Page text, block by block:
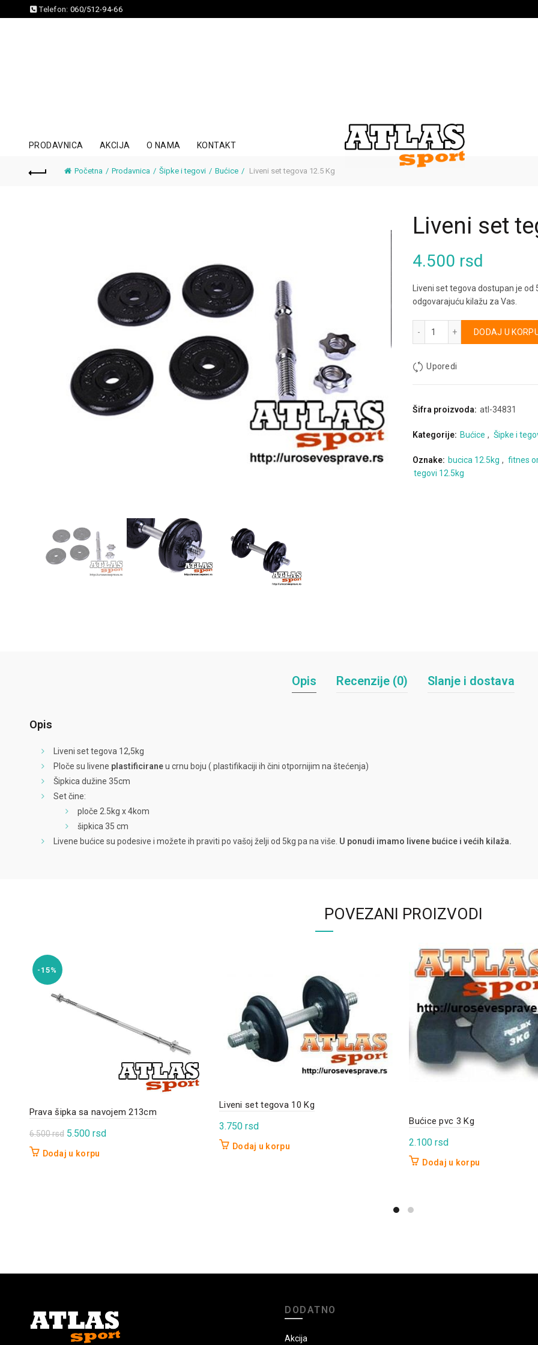
Telefon: 060/512-94-66
PRODAVNICA AKCIJA O NAMA KONTAKT
Početna Prodavnica Šipke i tegovi Bućice Liveni set tegova 12.5 Kg
Liveni set
4.500 rsd
Liveni set tegova dostupan je
odgovarajuću kilažu za Vas.
DODAJ U
Alternative:
Uporedi
Šifra proizvoda: atl-34831
Kategorije: Bućice , Šipke i
Oznake: bucica 12.5kg , fitnes
tegovi 12.5kg
Opis Recenzije (0) Slanje i dostava
Opis
Liveni set tegova 12,5kg
Ploče su livene plastificiraneu crnu boju ( plastifikaciji ih čini otpornijim na štećenja)
Šipkica dužine 35cm
Set čine:
ploče 2.5kg x 4kom
šipkica 35 cm
Livene bućice su podesive i možete ih praviti po vašoj želji od 5kg pa na više. U ponudi imamo livene bućice i većih kilaža.
POVEZANI PROIZVODI
-15%
Prava šipka sa navojem 213cm
6.500rsd Originalna
cena
5.500 rsdTrenutna
Dodaj u korpu
Liveni set tegova 10 Kg
3.750 rsd
Dodaj u korpu
Bućice pvc 3 Kg
2.100rsd
Dodaj u korpu
DODATNO
Akcija